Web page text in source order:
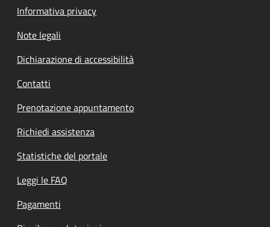
Informativa privacy
Note legali
Dichiarazione di accessibilità
Contatti
Prenotazione appuntamento
Richiedi assistenza
Statistiche del portale
Leggi le FAQ
Pagamenti